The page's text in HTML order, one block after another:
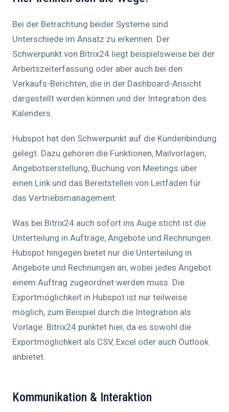
Bei der Betrachtung beider Systeme sind
Unterschiede im Ansatz zu erkennen. Der
Schwerpunkt von Bitrix24 liegt beispielsweise bei der
Arbeitszeiterfassung oder aber auch bei den
Verkaufs-Berichten, die in der Dashboard-Ansicht
dargestellt werden können und der Integration des
Kalenders.
Hubspot hat den Schwerpunkt auf die Kundenbindung
gelegt. Dazu gehören die Funktionen, Mailvorlagen,
Angebotserstellung, Buchung von Meetings über
einen Link und das Bereitstellen von Leitfäden für
das Vertriebsmanagement.
Was bei Bitrix24 auch sofort ins Auge sticht ist die
Unterteilung in Aufträge, Angebote und Rechnungen.
Hubspot hingegen bietet nur die Unterteilung in
Angebote und Rechnungen an, wobei jedes Angebot
einem Auftrag zugeordnet werden muss. Die
Exportmöglichkeit in Hubspot ist nur teilweise
möglich, zum Beispiel durch die Integration als
Vorlage. Bitrix24 punktet hier, da es sowohl die
Exportmöglichkeit als CSV, Excel oder auch Outlook
anbietet.
Kommunikation & Interaktion